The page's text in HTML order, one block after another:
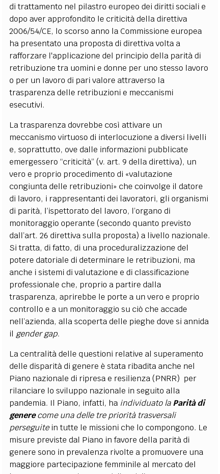
di trattamento nel pilastro europeo dei diritti sociali e
dopo aver approfondito le criticità della direttiva
2006/54/CE, lo scorso anno la Commissione europea
ha presentato una proposta di direttiva volta a
rafforzare l'applicazione del principio della parità di
retribuzione tra uomini e donne per uno stesso lavoro
o per un lavoro di pari valore attraverso la
trasparenza delle retribuzioni e meccanismi
esecutivi.
La trasparenza dovrebbe così attivare un
meccanismo virtuoso di interlocuzione a diversi livelli
e, soprattutto, ove dalle informazioni pubblicate
emergessero “criticità” (v. art. 9 della direttiva), un
vero e proprio procedimento di «valutazione
congiunta delle retribuzioni» che coinvolge il datore
di lavoro, i rappresentanti dei lavoratori, gli organismi
di parità, l’ispettorato del lavoro, l’organo di
monitoraggio operante (secondo quanto previsto
dall’art. 26 direttiva sulla proposta) a livello nazionale.
Si tratta, di fatto, di una proceduralizzazione del
potere datoriale di determinare le retribuzioni, ma
anche i sistemi di valutazione e di classificazione
professionale che, proprio a partire dalla
trasparenza, aprirebbe le porte a un vero e proprio
controllo e a un monitoraggio su ciò che accade
nell’azienda, alla scoperta delle pieghe dove si annida
il gender gap.
La centralità delle questioni relative al superamento
delle disparità di genere è stata ribadita anche nel
Piano nazionale di ripresa e resilienza (PNRR) per
rilanciare lo sviluppo nazionale in seguito alla
pandemia. Il Piano, infatti, ha individuato laParità di
generecome una delle tre priorità trasversali
perseguitein tutte le missioni che lo compongono. Le
misure previste dal Piano in favore della parità di
genere sono in prevalenza rivolte a promuovere una
maggiore partecipazione femminile al mercato del